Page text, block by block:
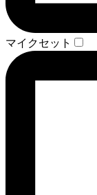
マイクセット